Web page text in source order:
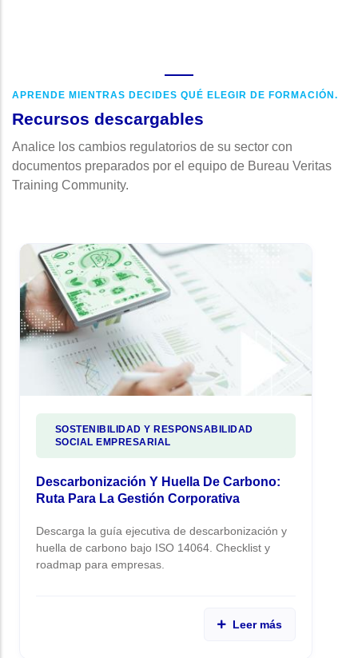
APRENDE MIENTRAS DECIDES QUÉ ELEGIR DE FORMACIÓN.
Recursos descargables
Analice los cambios regulatorios de su sector con
documentos preparados por el equipo de Bureau Veritas
Training Community.
SOSTENIBILIDAD Y RESPONSABILIDAD
SOCIAL EMPRESARIAL
Descarbonización Y Huella De Carbono:
Ruta Para La Gestión Corporativa
Descarga la guía ejecutiva de descarbonización y
huella de carbono bajo ISO 14064. Checklist y
roadmap para empresas.
Leer más